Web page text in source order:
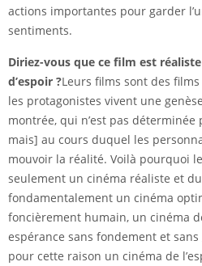
actions importantes pour garder
sentiments.
Diriez-vous que ce film est
d’espoir ?Leurs films sont des
les protagonistes vivent une
montrée, qui n’est pas
mais] au cours duquel les
mouvoir la réalité. Voilà pourquoi
seulement un cinéma réaliste et
fondamentalement un cinéma
foncièrement humain, un cinéma
espérance sans fondement et
pour cette raison un cinéma de